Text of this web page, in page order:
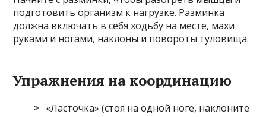
подготовить организм к нагрузке. Разминка
должна включать в себя ходьбу на месте, махи
руками и ногами, наклоны и повороты туловища.
Упражнения на координацию
«Ласточка» (стоя на одной ноге, наклоните